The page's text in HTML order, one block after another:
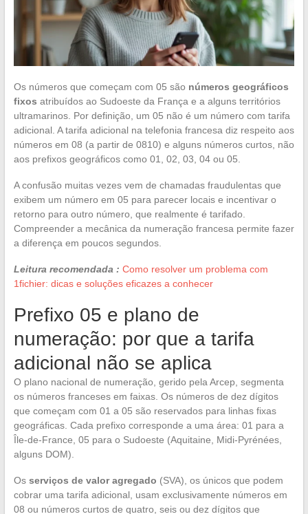
Os números que começam com 05 são números geográficos
fixos atribuídos ao Sudoeste da França e a alguns territórios
ultramarinos. Por definição, um 05 não é um número com tarifa
adicional. A tarifa adicional na telefonia francesa diz respeito aos
números em 08 (a partir de 0810) e alguns números curtos, não
aos prefixos geográficos como 01, 02, 03, 04 ou 05.
A confusão muitas vezes vem de chamadas fraudulentas que
exibem um número em 05 para parecer locais e incentivar o
retorno para outro número, que realmente é tarifado.
Compreender a mecânica da numeração francesa permite fazer
a diferença em poucos segundos.
Leitura recomendada : Como resolver um problema com
1fichier: dicas e soluções eficazes a conhecer
Prefixo 05 e plano de
numeração: por que a tarifa
adicional não se aplica
O plano nacional de numeração, gerido pela Arcep, segmenta
os números franceses em faixas. Os números de dez dígitos
que começam com 01 a 05 são reservados para linhas fixas
geográficas. Cada prefixo corresponde a uma área: 01 para a
Île-de-France, 05 para o Sudoeste (Aquitaine, Midi-Pyrénées,
alguns DOM).
Os serviços de valor agregado (SVA), os únicos que podem
cobrar uma tarifa adicional, usam exclusivamente números em
08 ou números curtos de quatro, seis ou dez dígitos que